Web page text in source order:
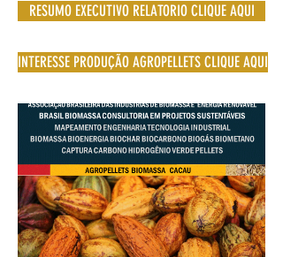
RESUMO EXECUTIVO RELATORIO CLIQUE AQUI
INTERESSE PRODUÇÃO AGROPELLETS CLIQUE AQUI